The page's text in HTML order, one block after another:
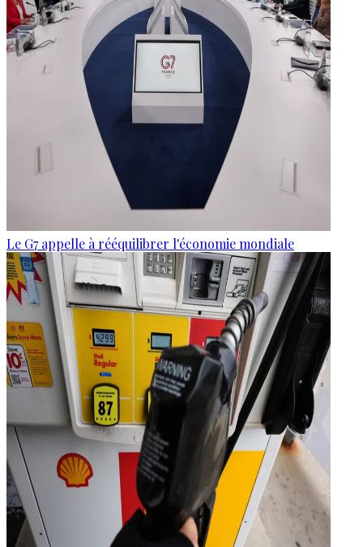
Le G7 appelle à rééquilibrer l'économie mondiale